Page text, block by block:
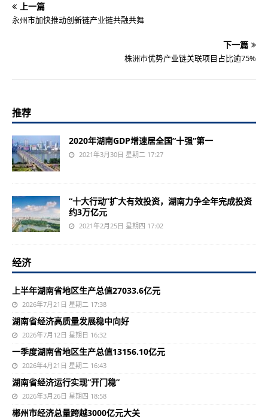
上一篇
永州市加快推动创新链产业链共融共舞
下一篇
株洲市优势产业链关联项目占比逾75%
推荐
2020年湖南GDP增速居全国“十强”第一
2021年3月30日 星期二 17:27
“十大行动”扩大有效投资，湖南力争全年完成投资
约3万亿元
2021年2月25日 星期四 17:02
经济
上半年湖南省地区生产总值27033.6亿元
2026年7月21日 星期二 17:38
湖南省经济高质量发展稳中向好
2026年7月12日 星期日 16:32
一季度湖南省地区生产总值13156.10亿元
2026年4月21日 星期二 16:43
湖南省经济运行实现“开门稳”
2026年3月26日 星期四 18:58
郴州市经济总量跨越3000亿元大关